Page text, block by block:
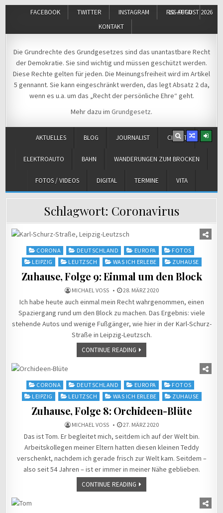
FACEBOOK TWITTER INSTAGRAM
RSS-FEED
KONTAKT
10. AUGUST 2026
Michael Voß
Die Grundrechte des Grundgesetzes sind das unantastbare Recht
der Demokratie. Sie sind wichtig und müssen geschützt werden.
Diese Rechte gelten für jeden. Die Meinungsfreiheit wird im Artikel
5 gennannt. Sie kann eingeschränkt werden, das legt Absatz 2 da,
wenn es u.a. um das „Recht der persönliche Ehre“ geht.
Mehr dazu im Grundgesetz.
AKTUELLES BLOG JOURNALIST CHRIST
ELEKTROAUTO BAHN WANDERUNGEN ZUM BROCKEN
FOTOS / VIDEOS DIGITAL TERMINE VITA
Schlagwort: Coronavirus
Posted
in
CORONA DEUTSCHLAND EUROPA
FOTOS
LEIPZIG
LEUTZSCH WAS ICH ERLEBE ZUHAUSE
Zuhause, Folge 9: Einmal um den Block
MICHAEL VOSS 28. MÄRZ 2020
Ich habe heute auch einmal mein Recht wahrgenommen, einen
Spaziergang rund um den Block zu machen. Das Ergebnis: viele
stehende Autos und wenige Fußgänger, wie hier in der Karl-Schurz-
Straße in Leipzig-Leutzsch.
CONTINUE READING
Posted
in
CORONA DEUTSCHLAND EUROPA
FOTOS
LEIPZIG
LEUTZSCH WAS ICH ERLEBE ZUHAUSE
Zuhause, Folge 8: Orchideen-Blüte
MICHAEL VOSS 27. MÄRZ 2020
Das ist Tom. Er begleitet mich, seitdem ich auf der Welt bin.
Arbeitskollegen meiner Eltern hatten diesen kleinen Teddy
verschenkt, nachdem ich gerade frisch zur Welt kam. Seitdem –
also seit 54 Jahren – ist er immer in meiner Nähe geblieben.
CONTINUE READING